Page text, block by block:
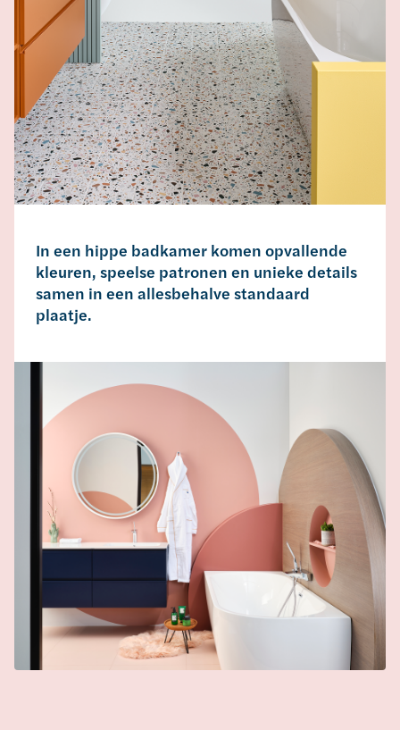
In een hippe badkamer komen opvallende
kleuren, speelse patronen en unieke details
samen in een allesbehalve standaard
plaatje.